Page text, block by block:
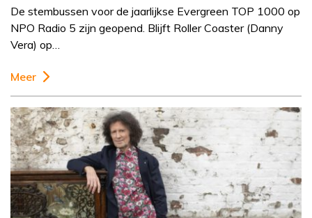
De stembussen voor de jaarlijkse Evergreen TOP 1000 op
NPO Radio 5 zijn geopend. Blijft Roller Coaster (Danny
Vera) op…
Meer